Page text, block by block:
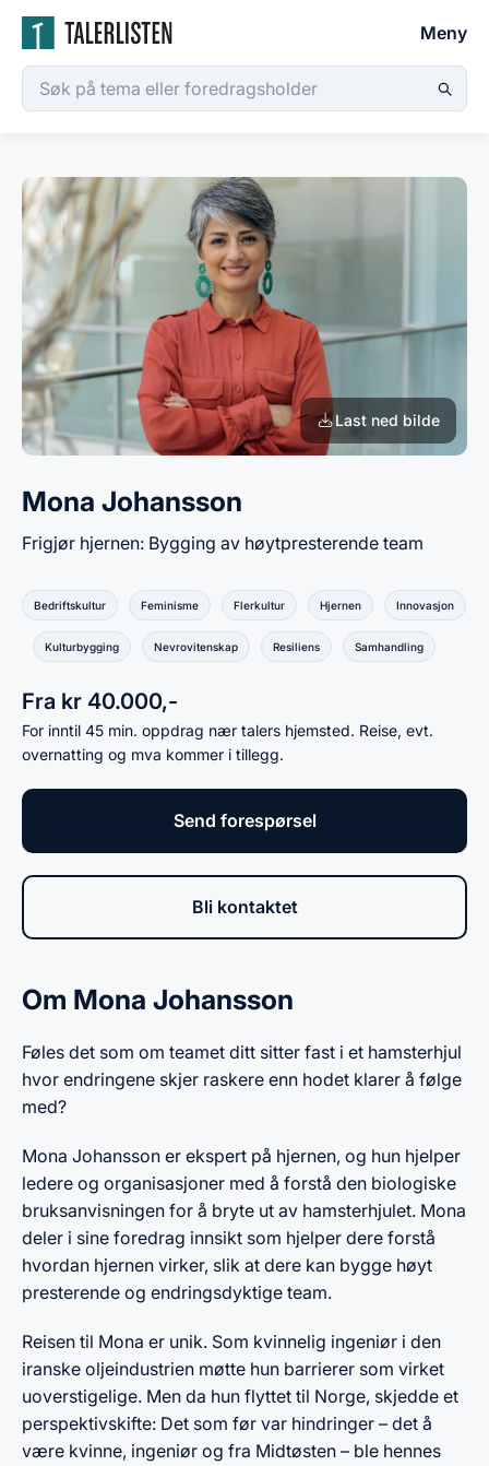
Meny
Last ned bilde
Mona Johansson
Frigjør hjernen: Bygging av høytpresterende team
Bedriftskultur Feminisme Flerkultur Hjernen Innovasjon
Kulturbygging Nevrovitenskap Resiliens Samhandling
Fra kr 40.000,-
For inntil 45 min. oppdrag nær talers hjemsted. Reise, evt.
overnatting og mva kommer i tillegg.
Send forespørsel
Bli kontaktet
Om Mona Johansson
Føles det som om teamet ditt sitter fast i et hamsterhjul
hvor endringene skjer raskere enn hodet klarer å følge
med?
Mona Johansson er ekspert på hjernen, og hun hjelper
ledere og organisasjoner med å forstå den biologiske
bruksanvisningen for å bryte ut av hamsterhjulet. Mona
deler i sine foredrag innsikt som hjelper dere forstå
hvordan hjernen virker, slik at dere kan bygge høyt
presterende og endringsdyktige team.
Reisen til Mona er unik. Som kvinnelig ingeniør i den
iranske oljeindustrien møtte hun barrierer som virket
uoverstigelige. Men da hun flyttet til Norge, skjedde et
perspektivskifte: Det som før var hindringer – det å
være kvinne, ingeniør og fra Midtøsten – ble hennes